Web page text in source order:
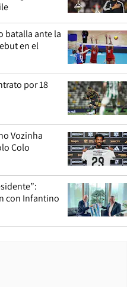
batalla ante la
en el
por 18
Vozinha
Colo
con Infantino